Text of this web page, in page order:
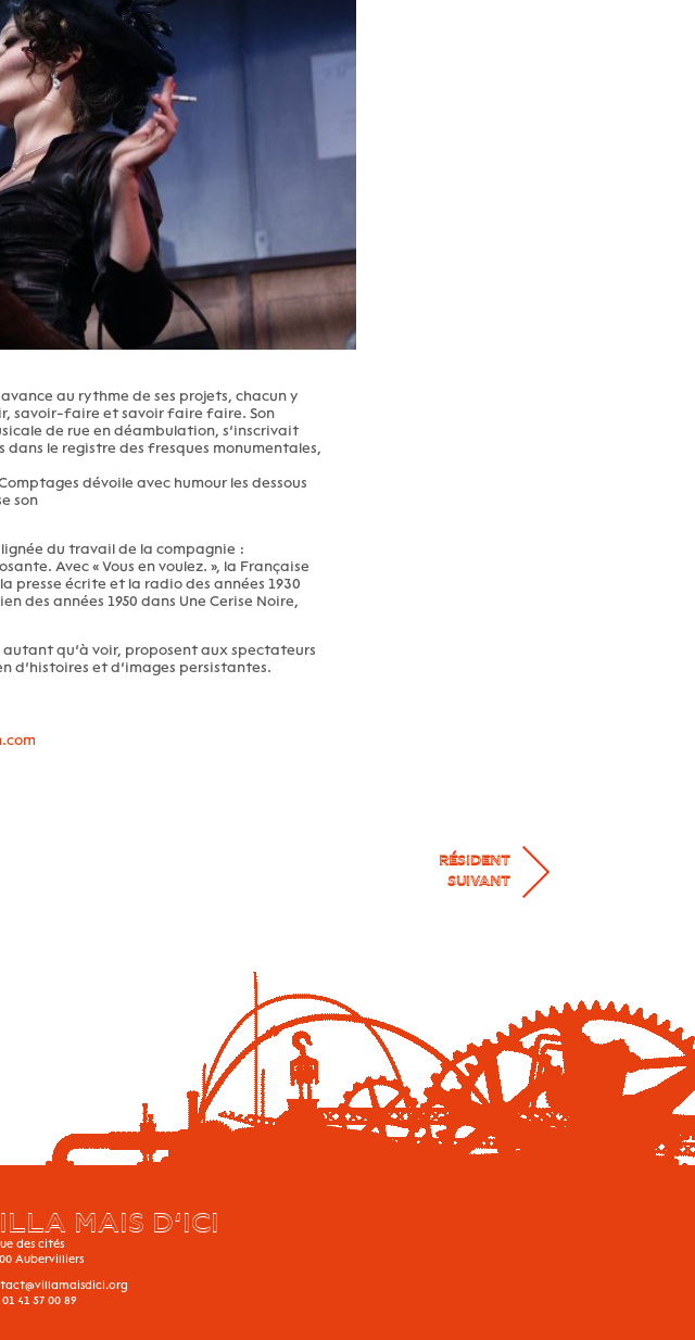
au rythme de ses projets, chacun y
savoir-faire et savoir faire faire. Son
de rue en déambulation, s’inscrivait
dans le registre des fresques monumentales,
dévoile avec humour les dessous
son
lignée du travail de la compagnie :
Avec « Vous en voulez. », la Française
presse écrite et la radio des années 1930
des années 1950 dans Une Cerise Noire,
qu’à voir, proposent aux spectateurs
d’histoires et d’images persistantes.
RÉSIDENT
SUIVANT
MAIS D’ICI
des cités
Aubervilliers
01 41 57 00 89